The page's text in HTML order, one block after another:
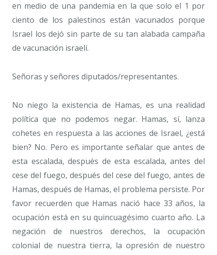
en medio de una pandemia en la que solo el 1 por
ciento de los palestinos están vacunados porque
Israel los dejó sin parte de su tan alabada campaña
de vacunación israelí.
Señoras y señores diputados/representantes.
No niego la existencia de Hamas, es una realidad
política que no podemos negar. Hamas, sí, lanza
cohetes en respuesta a las acciones de Israel, ¿está
bien? No. Pero es importante señalar que antes de
esta escalada, después de esta escalada, antes del
cese del fuego, después del cese del fuego, antes de
Hamas, después de Hamas, el problema persiste. Por
favor recuerden que Hamas nació hace 33 años, la
ocupación está en su quincuagésimo cuarto año. La
negación de nuestros derechos, la ocupación
colonial de nuestra tierra, la opresión de nuestro